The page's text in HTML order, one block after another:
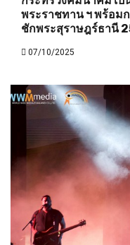
พระราชทาน ฯ พร้อมก
ชักพระสุราษฎร์ธานี
07/10/2025